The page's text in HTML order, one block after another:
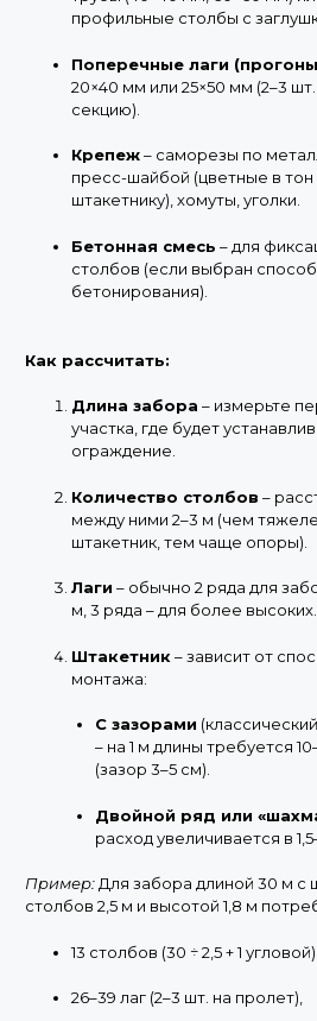
профильные столбы с
Поперечные лаги
20×40 мм или 25×50 мм (2–3
секцию).
Крепеж– саморезы по
пресс-шайбой (цветные в тон
штакетнику), хомуты, уголки.
Бетонная смесь – для
столбов (если выбран способ
бетонирования).
Как рассчитать:
Длина забора – измерьте
участка, где будет
ограждение.
Количество столбов –
между ними 2–3 м (чем
штакетник, тем чаще опоры).
Лаги – обычно 2 ряда для
м, 3 ряда – для более высоких.
Штакетник – зависит от
монтажа:
С зазорами
– на 1 м длины требуется
(зазор 3–5 см).
Двойной ряд или
расход увеличивается в
Пример: Для забора длиной 30 м с
столбов 2,5 м и высотой 1,8 м
13 столбов (30 ÷ 2,5 + 1 угловой),
26–39 лаг (2–3 шт. на пролет),